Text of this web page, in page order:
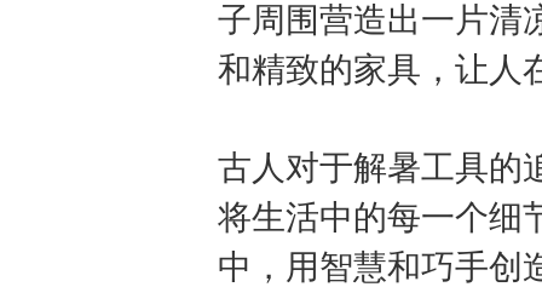
子周围营造出一片清
和精致的家具，让人
古人对于解暑工具的
将生活中的每一个细
中，用智慧和巧手创